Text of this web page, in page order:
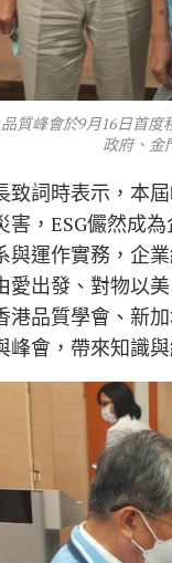
質峰會於9月16日首
政府、金
致詞時表示，本
害，ESG儼然成
與運作實務，企
愛出發、對物以
港品質學會、新
峰會，帶來知識